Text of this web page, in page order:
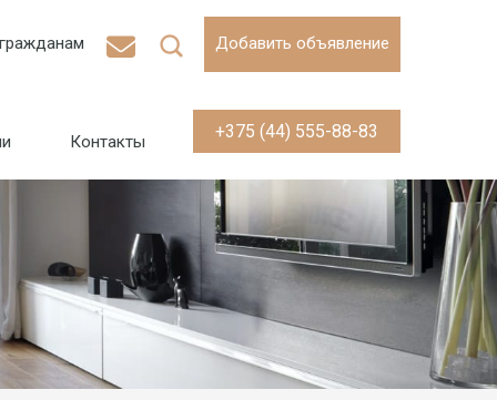
Добавить объявление
+375 (44) 555-88-83
Контакты